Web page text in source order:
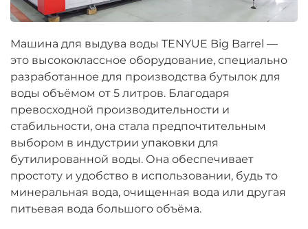
Машина для выдува воды TENYUE Big Barrel —
это высококлассное оборудование, специально
разработанное для производства бутылок для
воды объёмом от 5 литров. Благодаря
превосходной производительности и
стабильности, она стала предпочтительным
выбором в индустрии упаковки для
бутилированной воды. Она обеспечивает
простоту и удобство в использовании, будь то
минеральная вода, очищенная вода или другая
питьевая вода большого объёма.